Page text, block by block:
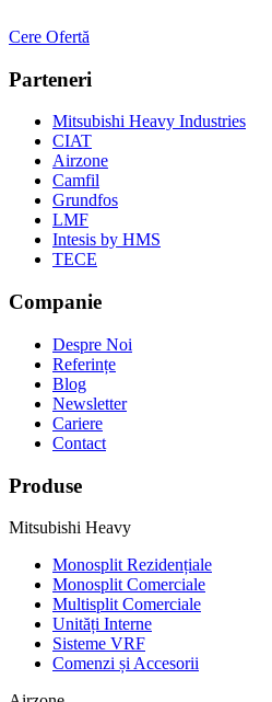
Cere Ofertă
Parteneri
Mitsubishi Heavy Industries
CIAT
Airzone
Camfil
Grundfos
LMF
Intesis by HMS
TECE
Companie
Despre Noi
Referințe
Blog
Newsletter
Cariere
Contact
Produse
Mitsubishi Heavy
Monosplit Rezidențiale
Monosplit Comerciale
Multisplit Comerciale
Unități Interne
Sisteme VRF
Comenzi și Accesorii